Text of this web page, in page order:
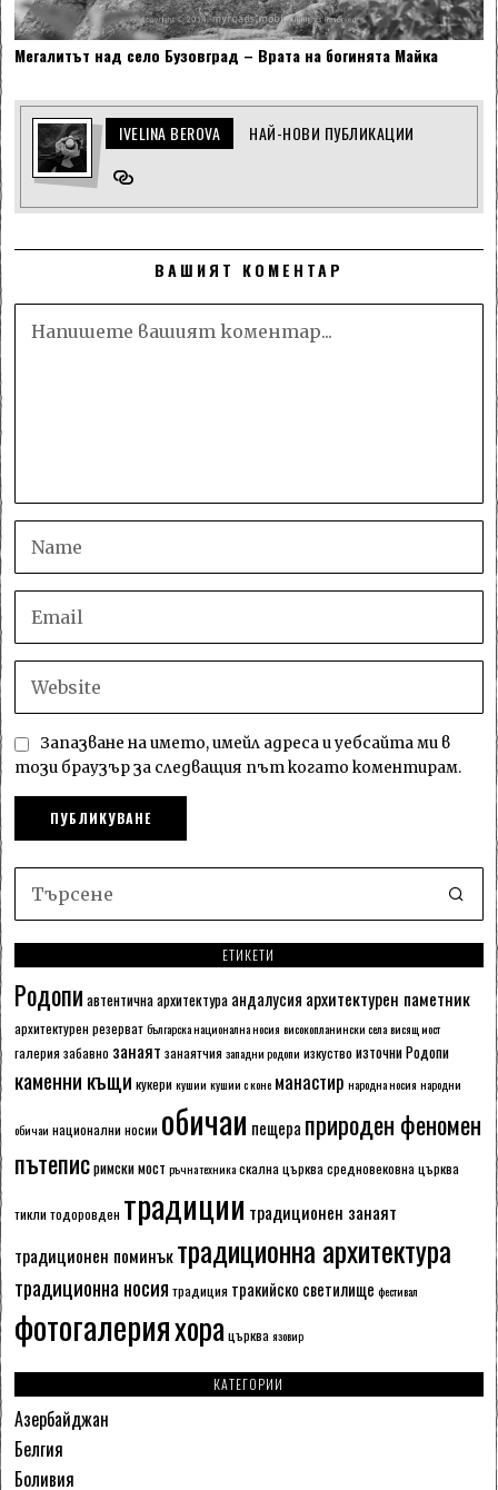
Мегалитът над село Бузовград – Врата на богинята Майка
IVELINA BEROVA НАЙ-НОВИ ПУБЛИКАЦИИ
ВАШИЯТ КОМЕНТАР
Запазване на името, имейл адреса и уебсайта ми в
този браузър за следващия път когато коментирам.
ЕТИКЕТИ
Родопи автентична архитектура андалусия архитектурен паметник
архитектурен резерват българска национална носия високопланински села висящ мост
галерия забавно занаят занаятчия западни родопи изкуство източни Родопи
каменни къщи кукери кушии кушии с коне манастир народна носия народни
обичаи национални носии обичаи пещера природен феномен
пътеписримски мост ръчна техника скална църквасредновековна църква
тикли тодоровден традиции традиционен занаят
традиционен поминъктрадиционна архитектура
традиционна носия традиция тракийско светилище фестивал
фотогалерияхорацърква язовир
КАТЕГОРИИ
Азербайджан
Белгия
Боливия